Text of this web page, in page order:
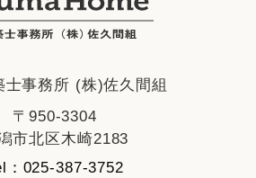
士事務所 (株)佐久間組
〒950-3304
市北区木崎2183
：025-387-3752